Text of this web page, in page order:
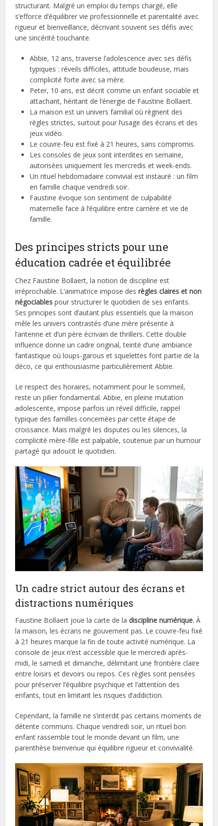
structurant. Malgré un emploi du temps chargé, elle
s’efforce d’équilibrer vie professionnelle et parentalité avec
rigueur et bienveillance, décrivant souvent ses défis avec
une sincérité touchante.
Abbie, 12 ans, traverse l’adolescence avec ses défis
typiques : réveils difficiles, attitude boudeuse, mais
complicité forte avec sa mère.
Peter, 10 ans, est décrit comme un enfant sociable et
attachant, héritant de l’énergie de Faustine Bollaert.
La maison est un univers familial où règnent des
règles strictes, surtout pour l’usage des écrans et des
jeux vidéo.
Le couvre-feu est fixé à 21 heures, sans compromis.
Les consoles de jeux sont interdites en semaine,
autorisées uniquement les mercredis et week-ends.
Un rituel hebdomadaire convivial est instauré : un film
en famille chaque vendredi soir.
Faustine évoque son sentiment de culpabilité
maternelle face à l’équilibre entre carrière et vie de
famille.
Des principes stricts pour une
éducation cadrée et équilibrée
Chez Faustine Bollaert, la notion de discipline est
irréprochable. L’animatrice impose desrègles claires et non
négociables pour structurer le quotidien de ses enfants.
Ses principes sont d’autant plus essentiels que la maison
mêle les univers contrastés d’une mère présente à
l’antenne et d’un père écrivain de thrillers. Cette double
influence donne un cadre original, teinté d’une ambiance
fantastique où loups-garous et squelettes font partie de la
déco, ce qui enthousiasme particulièrement Abbie.
Le respect des horaires, notamment pour le sommeil,
reste un pilier fondamental. Abbie, en pleine mutation
adolescente, impose parfois un réveil difficile, rappel
typique des familles concernées par cette étape de
croissance. Mais malgré les disputes ou les silences, la
complicité mère-fille est palpable, soutenue par un humour
partagé qui adoucit le quotidien.
Un cadre strict autour des écrans et
distractions numériques
Faustine Bollaert joue la carte de ladiscipline numérique. À
la maison, les écrans ne gouvernent pas. Le couvre-feu fixé
à 21 heures marque la fin de toute activité numérique. La
console de jeux n’est accessible que le mercredi après-
midi, le samedi et dimanche, délimitant une frontière claire
entre loisirs et devoirs ou repos. Ces règles sont pensées
pour préserver l’équilibre psychique et l’attention des
enfants, tout en limitant les risques d’addiction.
Cependant, la famille ne s’interdit pas certains moments de
détente communs. Chaque vendredi soir, un rituel bon
enfant rassemble tout le monde devant un film, une
parenthèse bienvenue qui équilibre rigueur et convivialité.